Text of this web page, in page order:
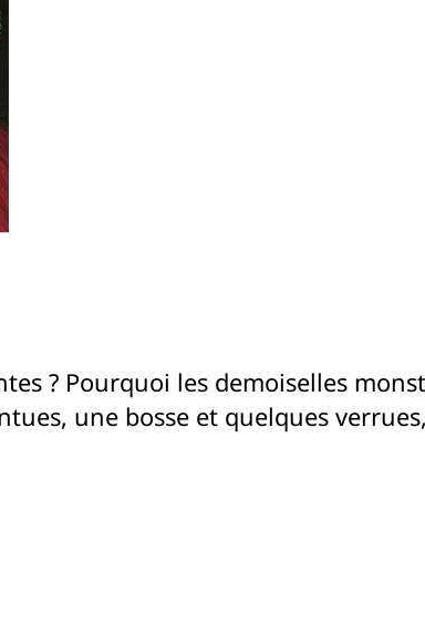
? Pourquoi les demoiselles
une bosse et quelques